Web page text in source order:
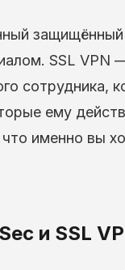
SSL VPN
сотрудника,
ему
именно вы
и SSL